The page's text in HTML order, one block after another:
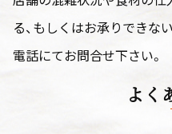
る、もしくはお承りできな
電話にてお問合せ下さい。
よく